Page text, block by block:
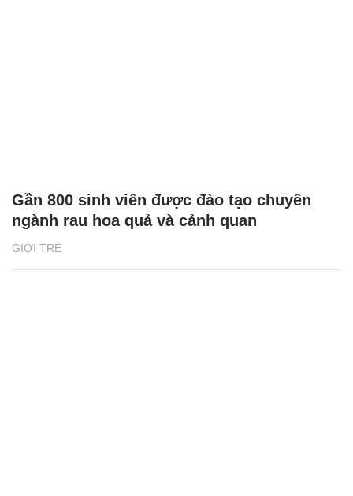
GIỚI TRẺ
Gần 800 sinh viên được đào tạo chuyên
ngành rau hoa quả và cảnh quan